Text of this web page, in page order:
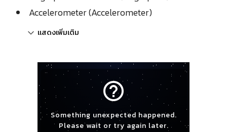
Accelerometer (Accelerometer)
แสดงเพิ่มเติม
help_outline
Something unexpected happened.
Please wait or try again later.